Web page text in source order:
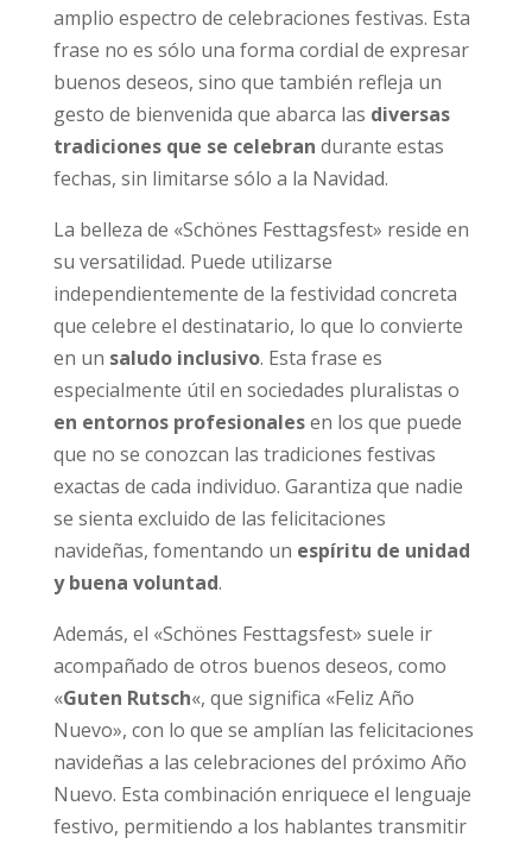
amplio espectro de celebraciones festivas. Esta
frase no es sólo una forma cordial de expresar
buenos deseos, sino que también refleja un
gesto de bienvenida que abarca las diversas
tradiciones que se celebran durante estas
fechas, sin limitarse sólo a la Navidad.
La belleza de «Schönes Festtagsfest» reside en
su versatilidad. Puede utilizarse
independientemente de la festividad concreta
que celebre el destinatario, lo que lo convierte
en un saludo inclusivo. Esta frase es
especialmente útil en sociedades pluralistas o
en entornos profesionalesen los que puede
que no se conozcan las tradiciones festivas
exactas de cada individuo. Garantiza que nadie
se sienta excluido de las felicitaciones
navideñas, fomentando un espíritu de unidad
y buena voluntad.
Además, el «Schönes Festtagsfest» suele ir
acompañado de otros buenos deseos, como
«Guten Rutsch«, que significa «Feliz Año
Nuevo», con lo que se amplían las felicitaciones
navideñas a las celebraciones del próximo Año
Nuevo. Esta combinación enriquece el lenguaje
festivo, permitiendo a los hablantes transmitir